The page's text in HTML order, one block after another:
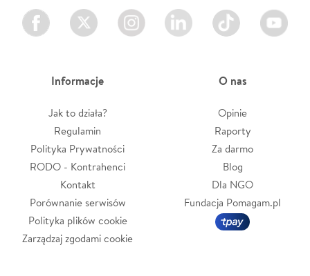
Facebook Twitter Instagram LinkedIn TikTok Youtube
Informacje
Jak to działa?
Regulamin
Polityka Prywatności
RODO - Kontrahenci
Kontakt
Porównanie serwisów
Polityka plików cookie
Zarządzaj zgodami cookie
O nas
Opinie
Raporty
Za darmo
Blog
Dla NGO
Fundacja Pomagam.pl